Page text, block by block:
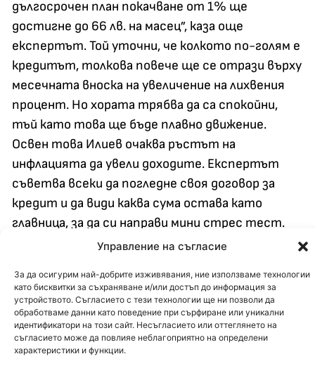
Управление на съгласие
За да осигурим най-добрите изживявания, ние използваме технологии
като бисквитки за съхраняване и/или достъп до информация за
устройството. Съгласието с тези технологии ще ни позволи да
обработваме данни като поведение при сърфиране или уникални
идентификатори на този сайт. Несъгласието или оттеглянето на
съгласието може да повлияе неблагоприятно на определени
характеристики и функции.
дългосрочен план покачване от 1% ще
достигне до 66 лв. на масец”, каза още
експертът. Той уточни, че колкото по-голям е
кредитът, толкова повече ще се отрази върху
месечната вноска на увеличение на лихвения
процент. Но хората трябва да са спокойни,
тъй като това ще бъде плавно движение.
Освен това Илиев очаква ръстът на
инфлацията да увели доходите. Експертът
съветва всеки да погледне своя договор за
кредит и да види каква сума остава като
главница, за да си направи мини стрес тест.
Това става много лесно, на кредитен
годината банките са отпуснали нови
жилищни кредити за 1.5 млр. лв., което е ръст
с 43%. На какво се дължи тази активност?
Кредитният експерт сподели, че никога не е
имало толкова много покупко-продажби от